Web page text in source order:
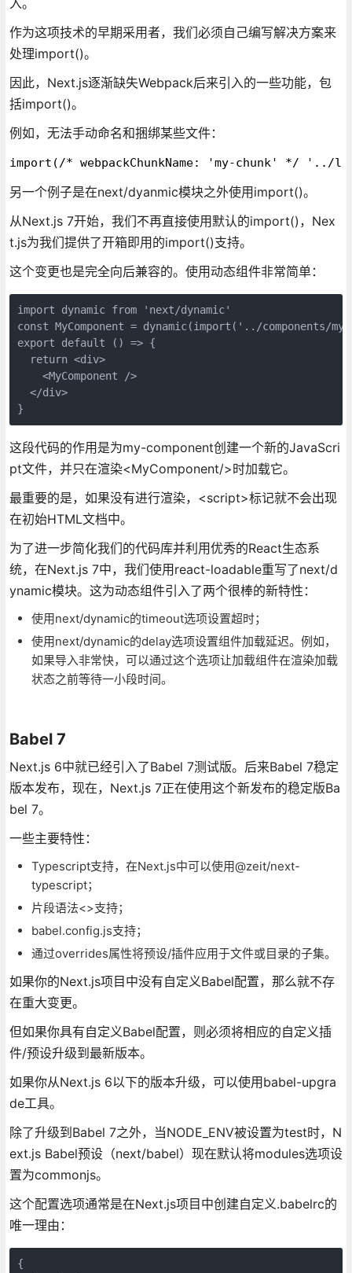
入。
作为这项技术的早期采用者，我们必须自己编写解决方案来
处理import()。
因此，Next.js逐渐缺失Webpack后来引入的一些功能，包
括import()。
例如，无法手动命名和捆绑某些文件：
import(/* webpackChunkName: 'my-chunk' */
另一个例子是在next/dyanmic模块之外使用import()。
从Next.js 7开始，我们不再直接使用默认的import()，Nex
t.js为我们提供了开箱即用的import()支持。
这个变更也是完全向后兼容的。使用动态组件非常简单：
import dynamic from 'next/dynamic'
const MyComponent = dynamic(import('../components/
export default () => {
  return <div>
    <MyComponent />
  </div>
}
这段代码的作用是为my-component创建一个新的JavaScri
pt文件，并只在渲染<MyComponent/>时加载它。
最重要的是，如果没有进行渲染，<script>标记就不会出现
在初始HTML文档中。
为了进一步简化我们的代码库并利用优秀的React生态系
统，在Next.js 7中，我们使用react-loadable重写了next/d
ynamic模块。这为动态组件引入了两个很棒的新特性：
使用next/dynamic的timeout选项设置超时；
使用next/dynamic的delay选项设置组件加载延迟。例如，
如果导入非常快，可以通过这个选项让加载组件在渲染加载
状态之前等待一小段时间。
Babel 7
Next.js 6中就已经引入了Babel 7测试版。后来Babel 7稳定
版本发布，现在，Next.js 7正在使用这个新发布的稳定版Ba
bel 7。
一些主要特性：
Typescript支持，在Next.js中可以使用@zeit/next-
typescript；
片段语法<>支持；
babel.config.js支持；
通过overrides属性将预设/插件应用于文件或目录的子集。
如果你的Next.js项目中没有自定义Babel配置，那么就不存
在重大变更。
但如果你具有自定义Babel配置，则必须将相应的自定义插
件/预设升级到最新版本。
如果你从Next.js 6以下的版本升级，可以使用babel-upgra
de工具。
除了升级到Babel 7之外，当NODE_ENV被设置为test时，N
ext.js Babel预设（next/babel）现在默认将modules选项设
置为commonjs。
这个配置选项通常是在Next.js项目中创建自定义.babelrc的
唯一理由：
{